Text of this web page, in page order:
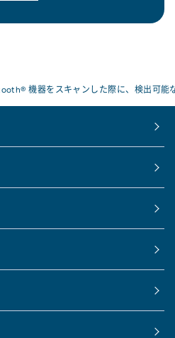
機器をスキャンした際に、検出可能